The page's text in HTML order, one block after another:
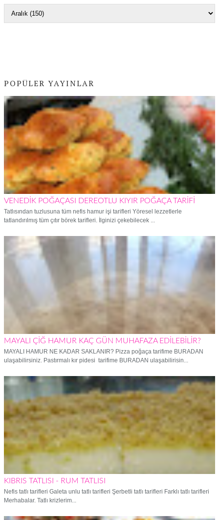
POPÜLER YAYINLAR
VENEDİK POĞAÇASI DEREOTLU KIYIR POĞAÇA TARİFİ
Tatlısından tuzlusuna tüm nefis hamur işi tarifleri Yöresel lezzetlerle
tatlandırılmış tüm çıtır börek tarifleri. İlginizi çekebilecek ...
MAYALI ÇİĞ HAMUR KAÇ GÜN MUHAFAZA EDİLEBİLİR?
MAYALI HAMUR NE KADAR SAKLANIR? Pizza poğaça tarifime BURADAN
ulaşabilirsiniz. Pastırmalı kır pidesi tarifime BURADAN ulaşabilirisin...
KIBRIS TATLISI - RUM TATLISI
Nefis tatlı tarifleri Galeta unlu tatlı tarifleri Şerbetli tatlı tarifleri Farklı tatlı tarifleri
Merhabalar. Tatlı krizlerim...